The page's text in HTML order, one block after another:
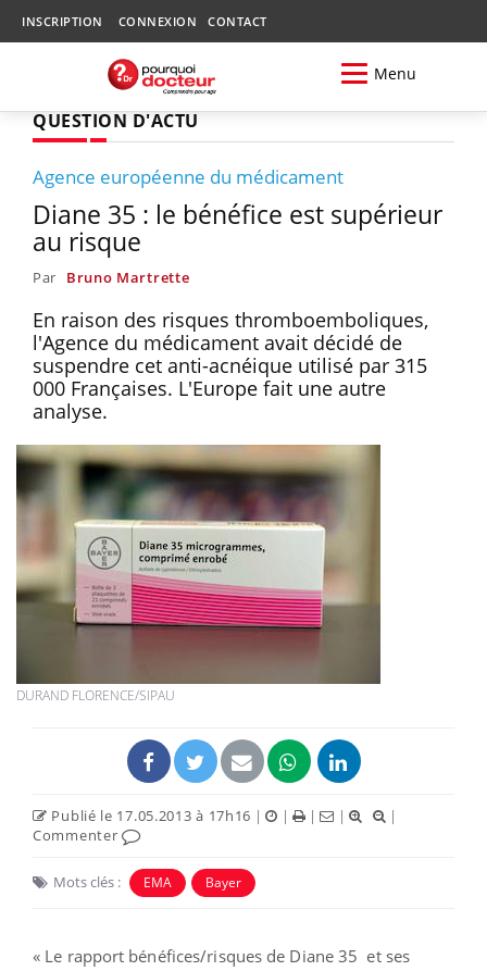
INSCRIPTION CONNEXION CONTACT
Menu
QUESTION D'ACTU
Agence européenne du médicament
Diane 35 : le bénéfice est supérieur
au risque
Par Bruno Martrette
En raison des risques thromboemboliques,
l'Agence du médicament avait décidé de
suspendre cet anti-acnéique utilisé par 315
000 Françaises. L'Europe fait une autre
analyse.
DURAND FLORENCE/SIPAU
Publié le 17.05.2013 à 17h16 | | | |
|
Commenter
Mots clés : EMA Bayer
« Le rapport bénéfices/risques de Diane 35 et ses